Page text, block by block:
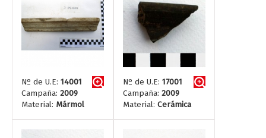
Nº de U.E: 14001
Campaña: 2009
Material: Mármol
Nº de U.E: 17001
Campaña: 2009
Material: Cerámica